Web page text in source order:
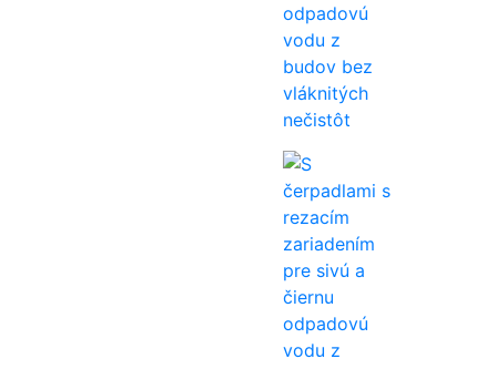
odpadovú
vodu z
budov bez
vláknitých
nečistôt